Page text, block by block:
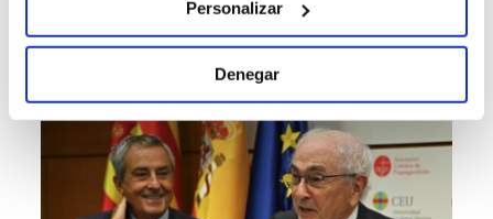
Personalizar
Denegar
gobierno de Adolfo Suárez, que les permitió desarrollar las